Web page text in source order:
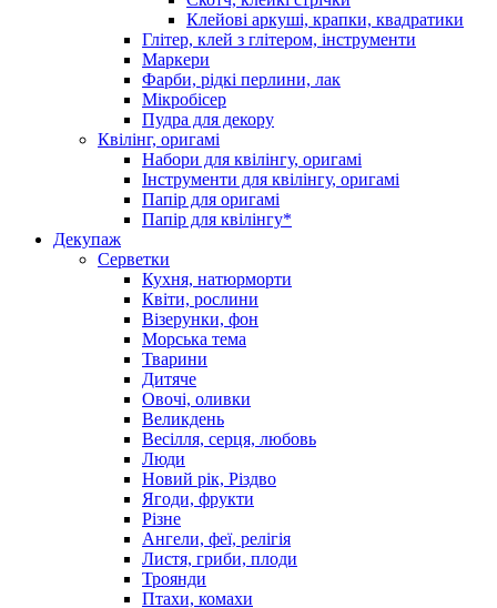
Клейові аркуші, крапки, квадратики
Глітер, клей з глітером, інструменти
Маркери
Фарби, рідкі перлини, лак
Мікробісер
Пудра для декору
Квілінг, оригамі
Набори для квілінгу, оригамі
Інструменти для квілінгу, оригамі
Папір для оригамі
Папір для квілінгу*
Декупаж
Серветки
Кухня, натюрморти
Квіти, рослини
Візерунки, фон
Морська тема
Тварини
Дитяче
Овочі, оливки
Великдень
Весілля, серця, любовь
Люди
Новий рік, Різдво
Ягоди, фрукти
Різне
Ангели, феї, релігія
Листя, гриби, плоди
Троянди
Птахи, комахи